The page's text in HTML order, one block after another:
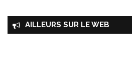
AILLEURS SUR LE WEB